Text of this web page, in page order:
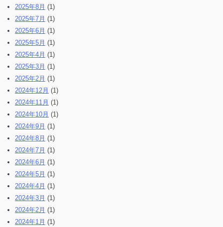
2025年8月 (1)
2025年7月 (1)
2025年6月 (1)
2025年5月 (1)
2025年4月 (1)
2025年3月 (1)
2025年2月 (1)
2024年12月 (1)
2024年11月 (1)
2024年10月 (1)
2024年9月 (1)
2024年8月 (1)
2024年7月 (1)
2024年6月 (1)
2024年5月 (1)
2024年4月 (1)
2024年3月 (1)
2024年2月 (1)
2024年1月 (1)